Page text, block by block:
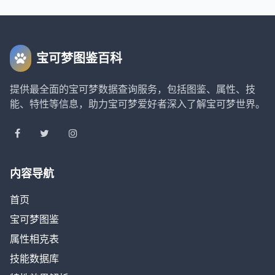
宝可梦图鉴百科
提供最全面的宝可梦数据查询服务，包括图鉴、属性、技
能、特性等信息，助力宝可梦爱好者深入了解宝可梦世界。
内容导航
首页
宝可梦图鉴
属性相克表
技能数据库